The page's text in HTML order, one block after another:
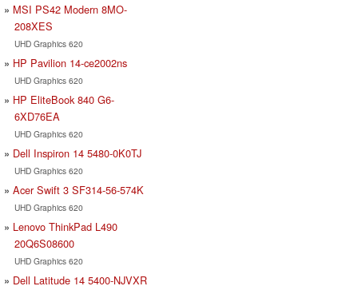
MSI PS42 Modern 8MO-
208XES
UHD Graphics 620
HP Pavilion 14-ce2002ns
UHD Graphics 620
HP EliteBook 840 G6-
6XD76EA
UHD Graphics 620
Dell Inspiron 14 5480-0K0TJ
UHD Graphics 620
Acer Swift 3 SF314-56-574K
UHD Graphics 620
Lenovo ThinkPad L490
20Q6S08600
UHD Graphics 620
Dell Latitude 14 5400-NJVXR